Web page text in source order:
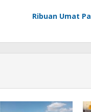
Ribuan Umat